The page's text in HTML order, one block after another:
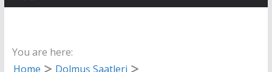
You are here:
Home
Dolmuş Saatleri